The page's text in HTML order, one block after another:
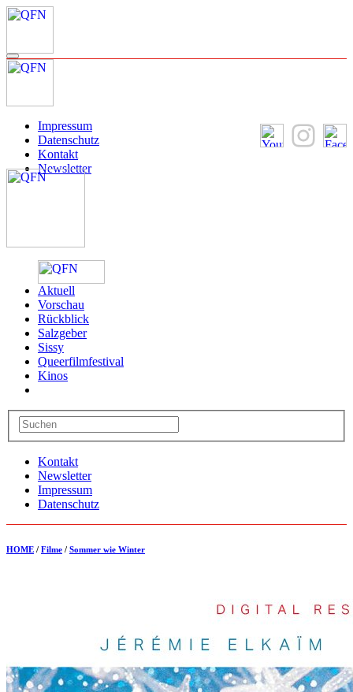
Impressum
Datenschutz
Kontakt
Newsletter
Aktuell
Vorschau
Rückblick
Salzgeber
Sissy
Queerfilmfestival
Kinos
Kontakt
Newsletter
Impressum
Datenschutz
HOME / Filme / Sommer wie Winter